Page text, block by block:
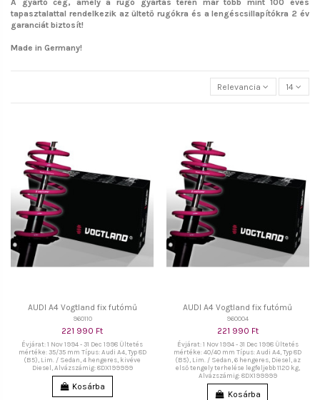
tapasztalattal rendelkezik az ültető rugókra és a lengéscsillapítókra 2 év
garanciát biztosít!
Made in Germany!
Relevancia 14
AUDI A4 Vogtland fix futómű
960110
221 990 Ft
Évjárat: 1 Nov 1994 - 31 Dec 1998 Ültetés
mértéke: 35/35 mm Típus: Audi A4, Typ 8D
(B5), Lim. / Sedan, 4 hengeres, kivéve
Diesel, Alvázszámig: 8DX199999
Kosárba
AUDI A4 Vogtland fix futómű
960004
221 990 Ft
Évjárat: 1 Nov 1994 - 31 Dec 1998 Ültetés
mértéke: 40/40 mm Típus: Audi A4, Typ 8D
(B5), Lim. / Sedan, 6 hengeres, Diesel, az
első tengely terhelése legfeljebb 1120 kg,
Alvázszámig: 8DX199999
Kosárba